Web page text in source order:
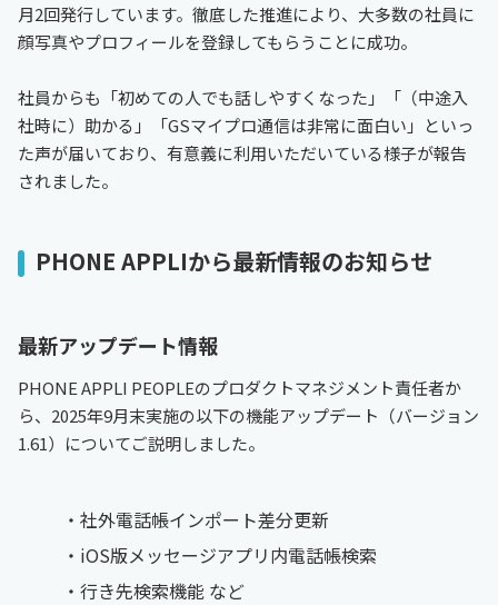
月2回発行しています。徹底した推進により、大多数の社員に
顔写真やプロフィールを登録してもらうことに成功。
社員からも「初めての人でも話しやすくなった」「（中途入
社時に）助かる」「GSマイプロ通信は非常に面白い」といっ
た声が届いており、有意義に利用いただいている様子が報告
されました。
PHONE APPLIから最新情報のお知らせ
最新アップデート情報
PHONE APPLI PEOPLEのプロダクトマネジメント責任者か
ら、2025年9月末実施の以下の機能アップデート（バージョン
1.61）についてご説明しました。
・社外電話帳インポート差分更新
・iOS版メッセージアプリ内電話帳検索
・行き先検索機能 など